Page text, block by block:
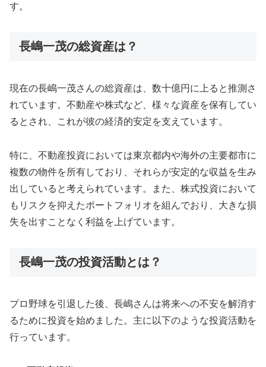
す。
長嶋一茂の総資産は？
現在の長嶋一茂さんの総資産は、数十億円に上ると推測さ
れています。不動産や株式など、様々な資産を保有してい
るとされ、これが彼の経済的安定を支えています。
特に、不動産投資においては東京都内や海外の主要都市に
複数の物件を所有しており、それらが安定的な収益を生み
出していると考えられています。また、株式投資において
もリスクを抑えたポートフォリオを組んでおり、大きな損
失を出すことなく利益を上げています。
長嶋一茂の投資活動とは？
プロ野球を引退した後、長嶋さんは将来への不安を解消す
るために投資を始めました。主に以下のような投資活動を
行っています。